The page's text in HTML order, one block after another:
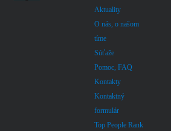
Aktuality
O nás, o našom
tíme
Súťaže
Pomoc, FAQ
Kontakty
Kontaktný
formulár
Top People Rank